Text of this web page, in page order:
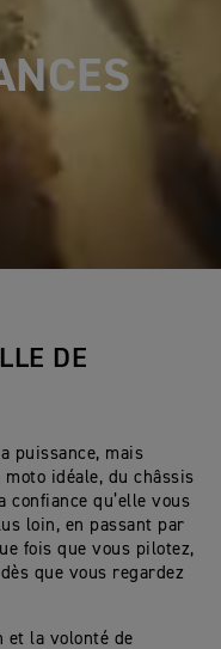
DE
puissance, mais
idéale, du châssis
confiance qu’elle vous
loin, en passant par
fois que vous pilotez,
que vous regardez
et la volonté de